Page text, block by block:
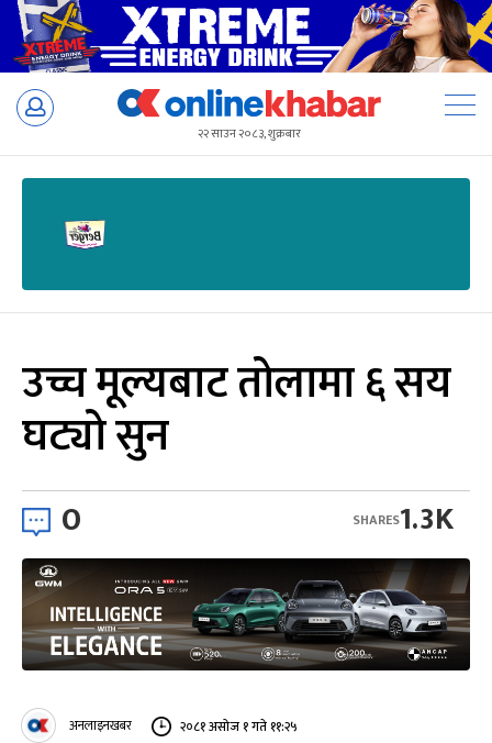
Skip
२२ साउन २०८३, शुक्रबार
उच्च मूल्यबाट तोलामा ६ सय
घट्यो सुन
0 1.3K
SHARES
अनलाइनखबर २०८१ असोज १ गते ११:२५